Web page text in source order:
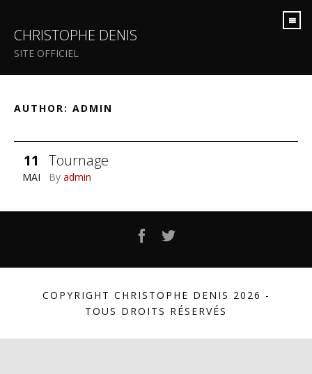
CHRISTOPHE DENIS
SITE OFFICIEL
AUTHOR: ADMIN
11
MAI
Tournage
By admin
Facebook
COPYRIGHT CHRISTOPHE DENIS 2026 -
TOUS DROITS RÉSERVÉS